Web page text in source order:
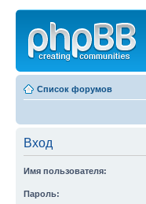
Список форумов
Вход
Имя пользователя:
Пароль: